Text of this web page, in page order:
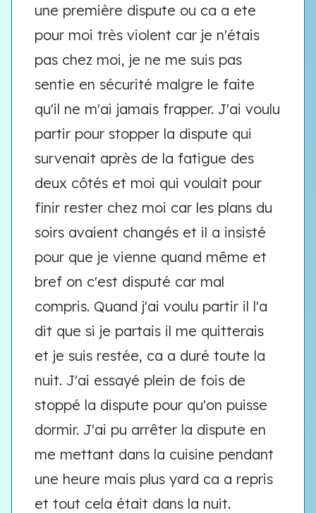
une première dispute ou ca a ete
pour moi très violent car je n'étais
pas chez moi, je ne me suis pas
sentie en sécurité malgre le faite
qu'il ne m'ai jamais frapper. J'ai voulu
partir pour stopper la dispute qui
survenait après de la fatigue des
deux côtés et moi qui voulait pour
finir rester chez moi car les plans du
soirs avaient changés et il a insisté
pour que je vienne quand même et
bref on c'est disputé car mal
compris. Quand j'ai voulu partir il l'a
dit que si je partais il me quitterais
et je suis restée, ca a duré toute la
nuit. J'ai essayé plein de fois de
stoppé la dispute pour qu'on puisse
dormir. J'ai pu arrêter la dispute en
me mettant dans la cuisine pendant
une heure mais plus yard ca a repris
et tout cela était dans la nuit.